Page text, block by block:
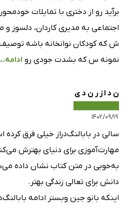
فصل صد و دوم
فصل صد و سوم
فصل صد و ششم
فصل صد و هفتم
فصل صد و هشتم
فصل صد و نهم
فصل صد و دهم
فصل صد و یازدهم
برآید رو از دختری با تمایلات
اجتماعی به مدیری کاردان، دلسوز
ش که کودکان نوانخانه باشه
نمونه س که بشدت جودی رو
ن د ا ز ر ن د ی
۱۴۰۲/۰۹/۱۹
سالی در بابالنگ‌دراز خیلی فرق کرده
مهارت‌آموزی برای دنیای بهترش
به‌خوبی در متن کتاب نشان داده
دانش برای تعالی زندگی بهتر.
اینکه بانو جین وبستر ادامه